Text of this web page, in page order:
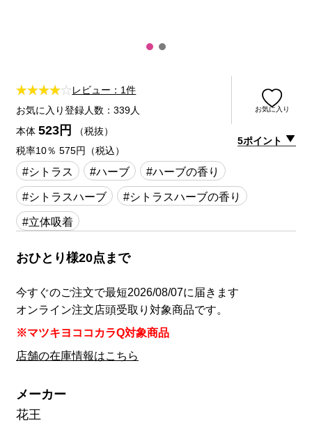
レビュー：1件
お気に入り登録人数：339人
お気に入り
本体 523円
（税抜）
税率10％ 575円（税込）
5ポイント
#シトラス #ハーブ
#ハーブの香り
#シトラスハーブ
#シトラスハーブの香り
#立体吸着
おひとり様20点まで
今すぐのご注文で最短2026/08/07に届きます
オンライン注文店頭受取り対象商品です。
※マツキヨココカラQ対象商品
店舗の在庫情報はこちら
メーカー
花王